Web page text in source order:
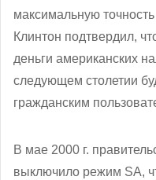
максимальную
Клинтон подтвердил,
деньги американских
следующем столетии
гражданским
В мае 2000 г.
выключило режим SA,